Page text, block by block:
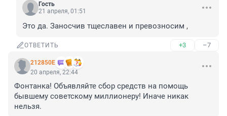
Гость
21 апреля, 01:51
Это да. Заносчив тщеславен и превозносим ,
ОТВЕТИТЬ +3 –7
212850Е
20 апреля, 22:44
Фонтанка! Объявляйте сбор средств на помощь
бывшему советскому миллионеру! Иначе никак
нельзя.